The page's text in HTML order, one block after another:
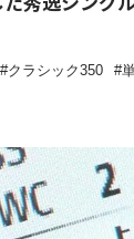
クラシック350